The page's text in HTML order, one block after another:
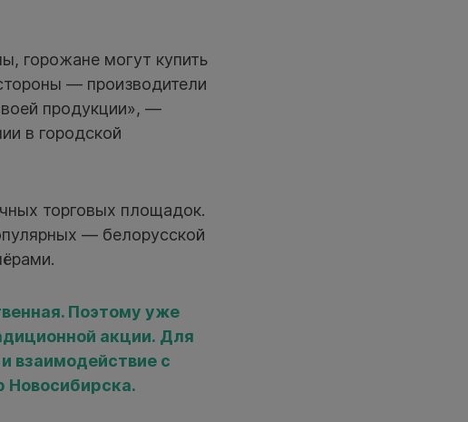
горожане могут купить
— производители
продукции», —
в городской
торговых площадок.
— белорусской
Поэтому уже
акции. Для
взаимодействие с
Новосибирска.